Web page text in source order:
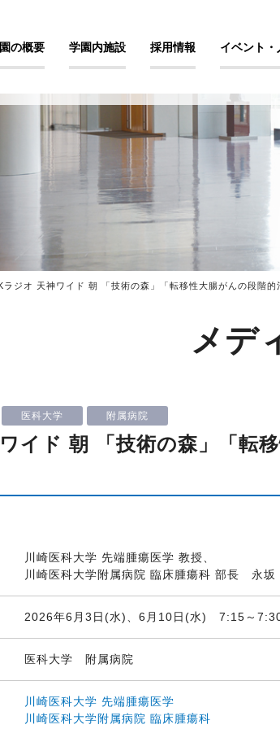
の概要 学園内施設 採用情報 イベント・
ラジオ 天神ワイド 朝 「技術の森」「転移性大腸がんの段階的
メデ
医科大学 附属病院
イド 朝 「技術の森」「転
川崎医科大学 先端腫瘍医学 教授、
川崎医科大学附属病院 臨床腫瘍科 部長 永坂
2026年6月3日(水)、6月10日(水) 7:15～
医科大学 附属病院
川崎医科大学 先端腫瘍医学
川崎医科大学附属病院 臨床腫瘍科